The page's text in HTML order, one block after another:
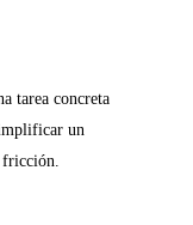
tarea concreta
un
fricción.